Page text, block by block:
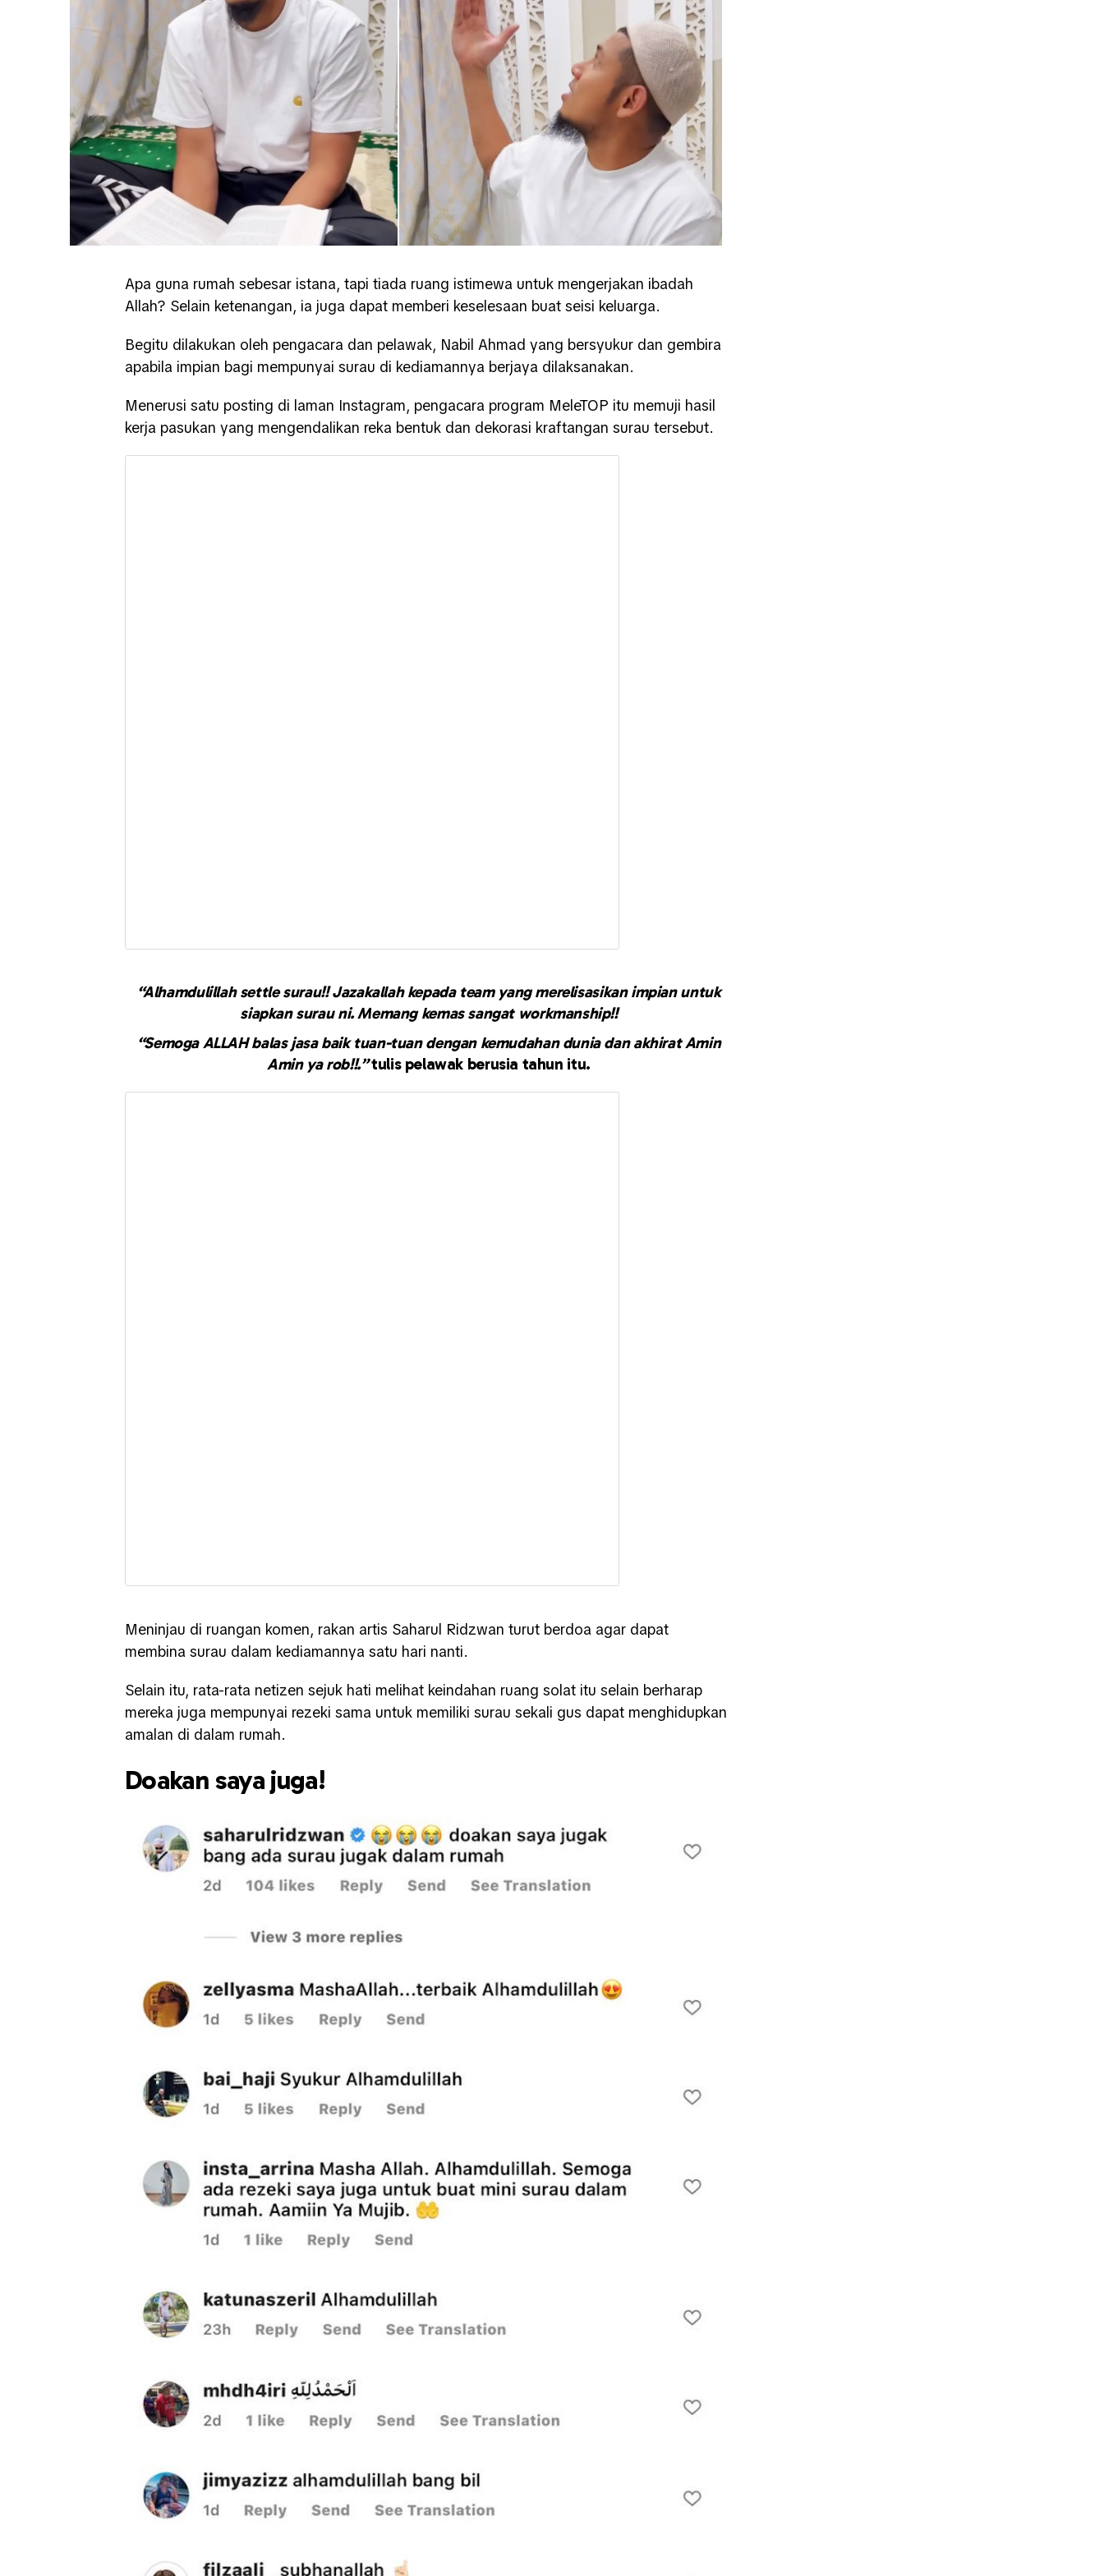
Apa guna rumah sebesar istana, tapi tiada ruang istimewa untuk mengerjakan ibadah
Allah? Selain ketenangan, ia juga dapat memberi keselesaan buat seisi keluarga.
Begitu dilakukan oleh pengacara dan pelawak, Nabil Ahmad yang bersyukur dan gembira
apabila impian bagi mempunyai surau di kediamannya berjaya dilaksanakan.
Menerusi satu posting di laman Instagram, pengacara program MeleTOP itu memuji hasil
kerja pasukan yang mengendalikan reka bentuk dan dekorasi kraftangan surau tersebut.
“Alhamdulillah settle surau!! Jazakallah kepada team yang merelisasikan impian untuk
siapkan surau ni. Memang kemas sangat workmanship!!
“Semoga ALLAH balas jasa baik tuan-tuan dengan kemudahan dunia dan akhirat Amin
Amin ya rob!!.”tulis pelawak berusia tahun itu.
Meninjau di ruangan komen, rakan artis Saharul Ridzwan turut berdoa agar dapat
membina surau dalam kediamannya satu hari nanti.
Selain itu, rata-rata netizen sejuk hati melihat keindahan ruang solat itu selain berharap
mereka juga mempunyai rezeki sama untuk memiliki surau sekali gus dapat menghidupkan
amalan di dalam rumah.
Doakan saya juga!